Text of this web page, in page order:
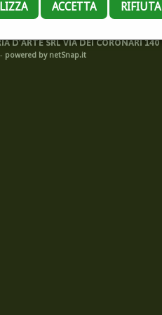
ACCETTA
D'ARTE SRL VIA DEI CORONARI
powered by netSnap.it